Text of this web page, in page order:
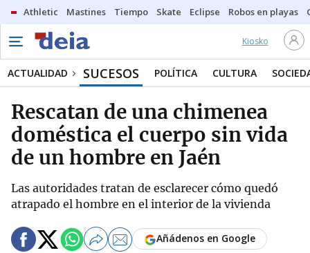
Athletic Mastines Tiempo Skate Eclipse Robos en playas
Kiosko
ACTUALIDAD SUCESOS POLÍTICA CULTURA
Rescatan de una chimenea
doméstica el cuerpo sin vida
de un hombre en Jaén
Las autoridades tratan de esclarecer cómo quedó
atrapado el hombre en el interior de la vivienda
Añádenos en Google